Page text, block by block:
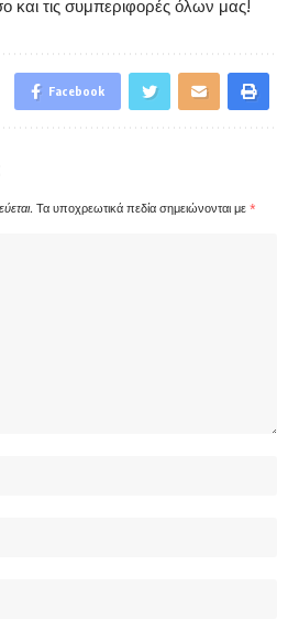
και τις συμπεριφορές όλων μας!
Facebook
Τα υποχρεωτικά πεδία σημειώνονται με *